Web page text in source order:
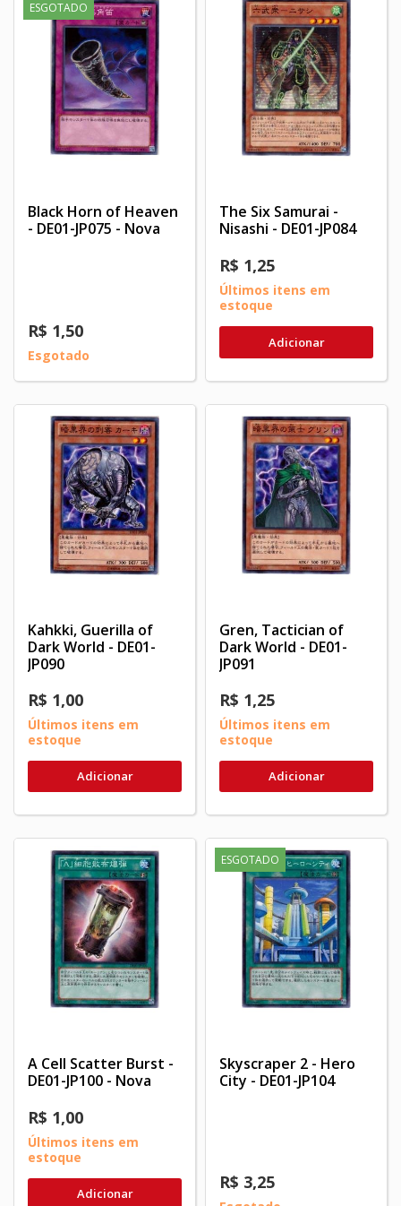
ESGOTADO
Black Horn of Heaven
- DE01-JP075 - Nova
R$ 1,50
Esgotado
The Six Samurai -
Nisashi - DE01-JP084
R$ 1,25
Últimos itens em
estoque
Adicionar
Kahkki, Guerilla of
Dark World - DE01-
JP090
R$ 1,00
Últimos itens em
estoque
Adicionar
Gren, Tactician of
Dark World - DE01-
JP091
R$ 1,25
Últimos itens em
estoque
Adicionar
A Cell Scatter Burst -
DE01-JP100 - Nova
R$ 1,00
Últimos itens em
estoque
Adicionar
ESGOTADO
Skyscraper 2 - Hero
City - DE01-JP104
R$ 3,25